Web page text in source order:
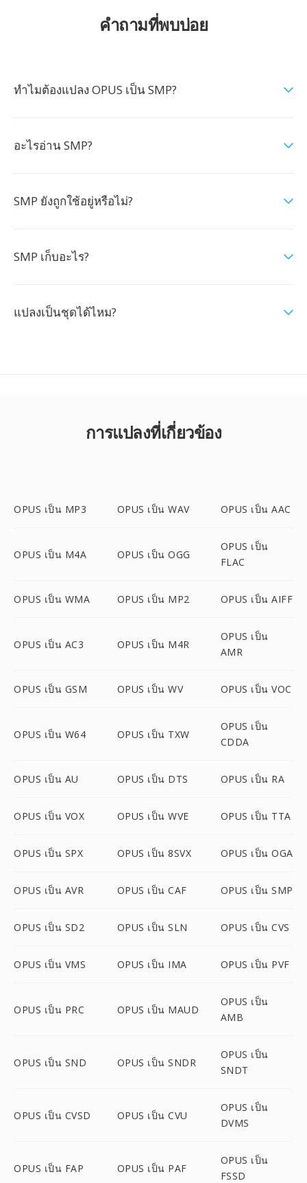
คำถามที่พบบ่อย
ทำไมต้องแปลง OPUS เป็น SMP?
อะไรอ่าน SMP?
SMP ยังถูกใช้อยู่หรือไม่?
SMP เก็บอะไร?
แปลงเป็นชุดได้ไหม?
การแปลงที่เกี่ยวข้อง
OPUS เป็น MP3 OPUS เป็น WAV OPUS เป็น AAC
OPUS เป็น M4A OPUS เป็น OGG
OPUS เป็น
FLAC
OPUS เป็น WMA OPUS เป็น MP2 OPUS เป็น AIFF
OPUS เป็น AC3 OPUS เป็น M4R
OPUS เป็น
AMR
OPUS เป็น GSM OPUS เป็น WV OPUS เป็น VOC
OPUS เป็น W64 OPUS เป็น TXW
OPUS เป็น
CDDA
OPUS เป็น AU OPUS เป็น DTS OPUS เป็น RA
OPUS เป็น VOX OPUS เป็น WVE OPUS เป็น TTA
OPUS เป็น SPX OPUS เป็น 8SVX OPUS เป็น OGA
OPUS เป็น AVR OPUS เป็น CAF OPUS เป็น SMP
OPUS เป็น SD2 OPUS เป็น SLN OPUS เป็น CVS
OPUS เป็น VMS OPUS เป็น IMA OPUS เป็น PVF
OPUS เป็น PRC OPUS เป็น MAUD
OPUS เป็น
AMB
OPUS เป็น SND OPUS เป็น SNDR
OPUS เป็น
SNDT
OPUS เป็น CVSD OPUS เป็น CVU
OPUS เป็น
DVMS
OPUS เป็น FAP OPUS เป็น PAF
OPUS เป็น
FSSD